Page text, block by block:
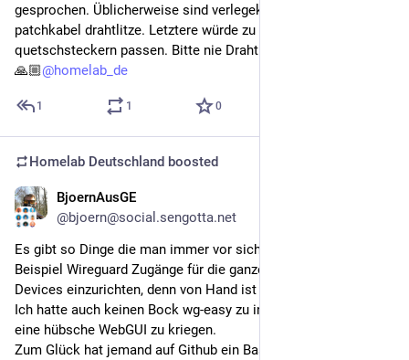
gesprochen. Üblicherweise sind verlegekabel Draht und
patchkabel drahtlitze. Letztere würde zu deinen gekauften
quetschsteckern passen. Bitte nie Draht quetschen.
🙏🏼@homelab_de
1 1 0
Homelab Deutschland boosted
BjoernAusGE
@bjoern@social.sengotta.net
Es gibt so Dinge die man immer vor sich herschiebt. Zum
Beispiel Wireguard Zugänge für die ganze Familie und Ihre
Devices einzurichten, denn von Hand ist das nervig.
Ich hatte auch keinen Bock wg-easy zu installieren nur um
eine hübsche WebGUI zu kriegen.
Zum Glück hat jemand auf Github ein Bashscript geposted das